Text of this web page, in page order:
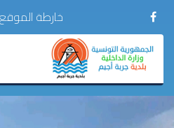
خارطة الموقع